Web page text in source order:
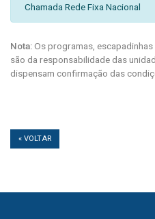
Chamada Rede Fixa Nacional
Nota:Os programas,
são da responsabilidade das
dispensam confirmação das
« VOLTAR